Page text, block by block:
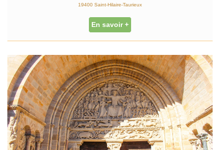
19400 Saint-Hilaire-Taurieux
En savoir +